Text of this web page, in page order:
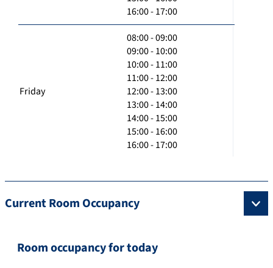
16:00 - 17:00
Friday
08:00 - 09:00
09:00 - 10:00
10:00 - 11:00
11:00 - 12:00
12:00 - 13:00
13:00 - 14:00
14:00 - 15:00
15:00 - 16:00
16:00 - 17:00
Current Room Occupancy
Room occupancy for today